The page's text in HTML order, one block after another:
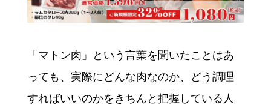
「マトン肉」という言葉を聞いたことはあ
っても、実際にどんな肉なのか、どう調理
すればいいのかをきちんと把握している人